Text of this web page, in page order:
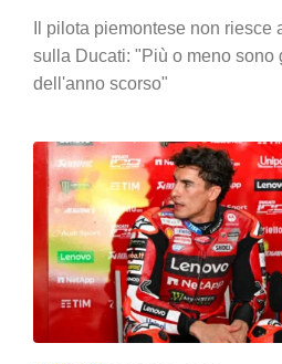
Il pilota piemontese non riesce
sulla Ducati: "Più o meno sono
dell'anno scorso"